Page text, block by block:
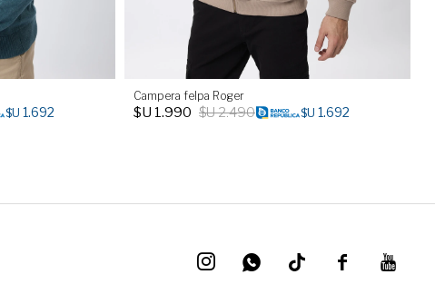
$U 1.692
Campera felpa Roger
$U 1.990 $U2.490 $U 1.692
 
 